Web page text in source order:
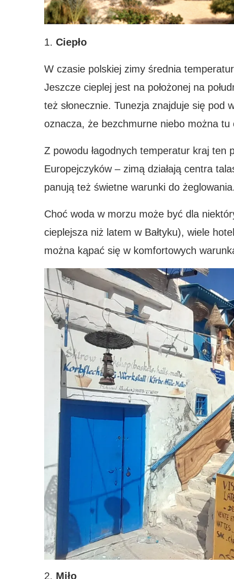
1. Ciepło
W czasie polskiej zimy średnia
Jeszcze cieplej jest na położonej na
też słonecznie. Tunezja znajduje się pod
oznacza, że bezchmurne niebo można
Z powodu łagodnych temperatur kraj ten
Europejczyków – zimą działają centra
panują też świetne warunki do żeglowania.
Choć woda w morzu może być dla
cieplejsza niż latem w Bałtyku), wiele
można kąpać się w komfortowych
2. Miło